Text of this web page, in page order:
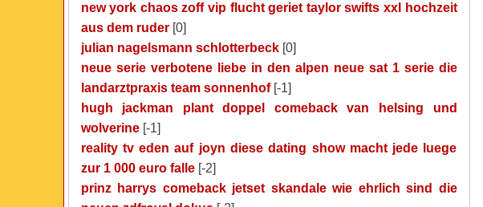
new york chaos zoff vip flucht geriet taylor swifts xxl hochzeit
aus dem ruder[0]
julian nagelsmann schlotterbeck[0]
neue serie verbotene liebe in den alpen neue sat 1 serie die
landarztpraxis team sonnenhof[-1]
hugh jackman plant doppel comeback van helsing und
wolverine[-1]
reality tv eden auf joyn diese dating show macht jede luege
zur 1 000 euro falle[-2]
prinz harrys comeback jetset skandale wie ehrlich sind die